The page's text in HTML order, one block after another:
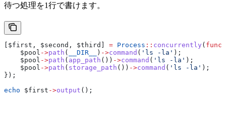
待つ処理を1行で書けます。
[ $first , $second , $third ] = Process :: concurrently (
    $pool
->path ( __DIR__ ) ->command ( 'ls -la' );
    $pool
->path ( app_path ()) ->command ( 'ls -la' );
    $pool
->path ( storage_path ()) ->command ( 'ls -la' );
});
echo $first ->output ();